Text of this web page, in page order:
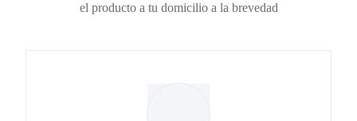
el producto a tu domicilio a la brevedad